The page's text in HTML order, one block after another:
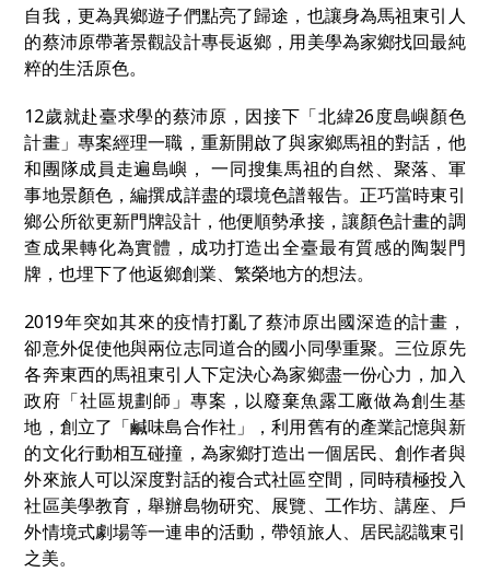
自我，更為異鄉遊子們點亮了歸途，也讓身為馬祖東引人
的蔡沛原帶著景觀設計專長返鄉，用美學為家鄉找回最純
粹的生活原色。
12歲就赴臺求學的蔡沛原，因接下「北緯26度島嶼顏色
計畫」專案經理一職，重新開啟了與家鄉馬祖的對話，他
和團隊成員走遍島嶼， 一同搜集馬祖的自然、聚落、軍
事地景顏色，編撰成詳盡的環境色譜報告。正巧當時東引
鄉公所欲更新門牌設計，他便順勢承接，讓顏色計畫的調
查成果轉化為實體，成功打造出全臺最有質感的陶製門
牌，也埋下了他返鄉創業、繁榮地方的想法。
2019年突如其來的疫情打亂了蔡沛原出國深造的計畫，
卻意外促使他與兩位志同道合的國小同學重聚。三位原先
各奔東西的馬祖東引人下定決心為家鄉盡一份心力，加入
政府「社區規劃師」專案，以廢棄魚露工廠做為創生基
地，創立了「鹹味島合作社」，利用舊有的產業記憶與新
的文化行動相互碰撞，為家鄉打造出一個居民、創作者與
外來旅人可以深度對話的複合式社區空間，同時積極投入
社區美學教育，舉辦島物研究、展覽、工作坊、講座、戶
外情境式劇場等一連串的活動，帶領旅人、居民認識東引
之美。